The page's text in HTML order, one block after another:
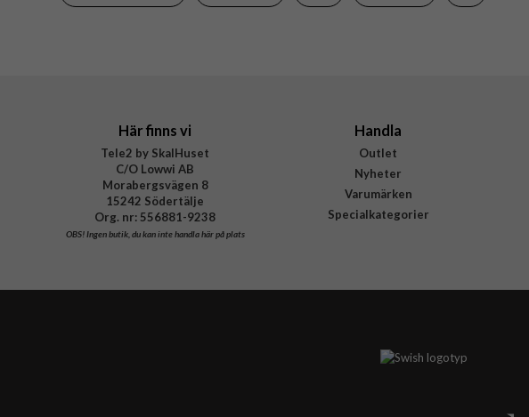
Material
Konstläder,
Här finns vi
Tele2 by SkalHuset
C/O Lowwi AB
Morabergsvägen 8
15242 Södertälje
Org. nr: 556881-9238
OBS!Ingen butik, du kan inte handla här på plats
Handla
Outlet
Nyheter
Varumärken
Specialkategorier